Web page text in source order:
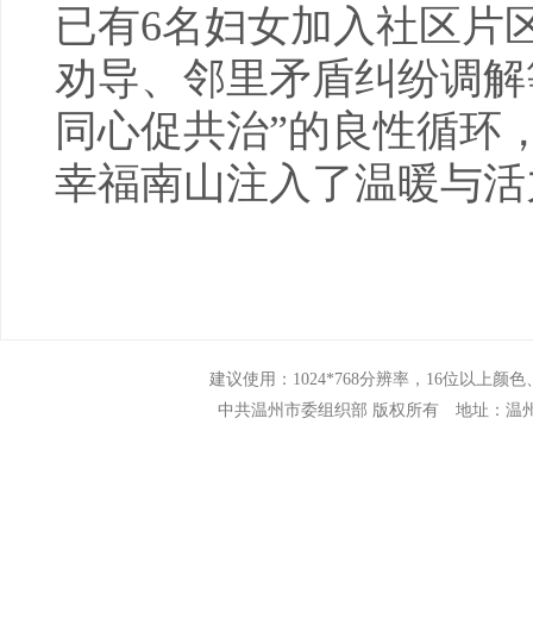
已有6名妇女加入社区片
劝导、邻里矛盾纠纷调
同心促共治”的良性循环
幸福南山注入了温暖与
建议使用：1024*768分辨率，16位以上颜
中共温州市委组织部 版权所有 地址：温